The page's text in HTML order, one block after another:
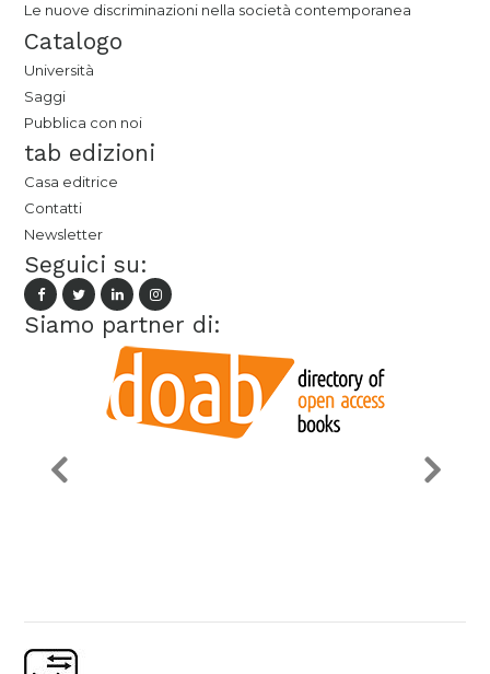
Le nuove discriminazioni nella società contemporanea
Catalogo
Università
Saggi
Pubblica con noi
tab edizioni
Casa editrice
Contatti
Newsletter
Seguici su:
Siamo partner di: